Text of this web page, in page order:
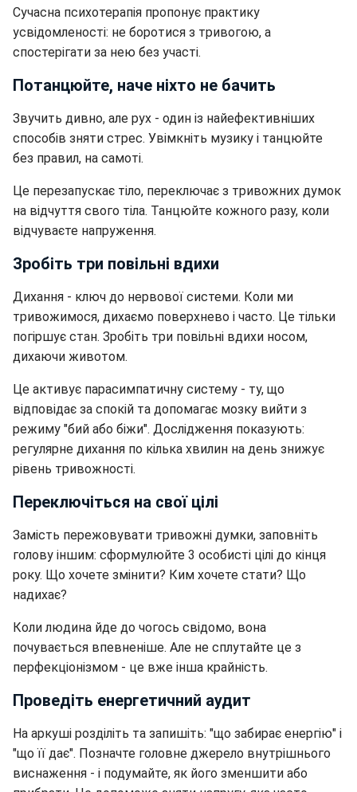
Сучасна психотерапія пропонує практику
усвідомленості: не боротися з тривогою, а
спостерігати за нею без участі.
Потанцюйте, наче ніхто не бачить
Звучить дивно, але рух - один із найефективніших
способів зняти стрес. Увімкніть музику і танцюйте
без правил, на самоті.
Це перезапускає тіло, переключає з тривожних думок
на відчуття свого тіла. Танцюйте кожного разу, коли
відчуваєте напруження.
Зробіть три повільні вдихи
Дихання - ключ до нервової системи. Коли ми
тривожимося, дихаємо поверхнево і часто. Це тільки
погіршує стан. Зробіть три повільні вдихи носом,
дихаючи животом.
Це активує парасимпатичну систему - ту, що
відповідає за спокій та допомагає мозку вийти з
режиму "бий або біжи". Дослідження показують:
регулярне дихання по кілька хвилин на день знижує
рівень тривожності.
Переключіться на свої цілі
Замість пережовувати тривожні думки, заповніть
голову іншим: сформулюйте 3 особисті цілі до кінця
року. Що хочете змінити? Ким хочете стати? Що
надихає?
Коли людина йде до чогось свідомо, вона
почувається впевненіше. Але не сплутайте це з
перфекціонізмом - це вже інша крайність.
Проведіть енергетичний аудит
На аркуші розділіть та запишіть: "що забирає енергію" і
"що її дає". Позначте головне джерело внутрішнього
виснаження - і подумайте, як його зменшити або